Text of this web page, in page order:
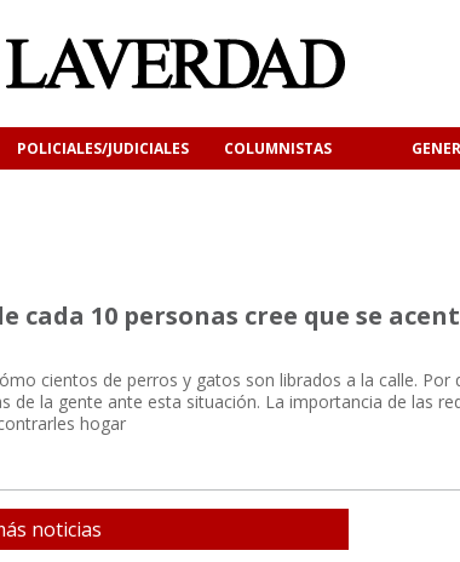
POLICIALES/JUDICIALES COLUMNISTAS
cada 10 personas cree que se
cientos de perros y gatos son librados a la calle. Por
de la gente ante esta situación. La importancia de las
hogar
noticias